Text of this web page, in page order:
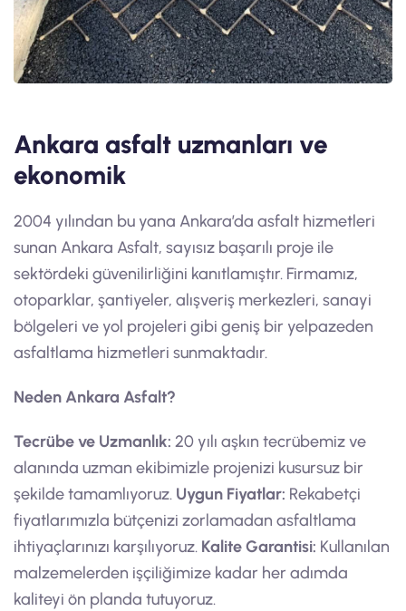
Ankara asfalt uzmanları ve
ekonomik
2004 yılından bu yana Ankara’da asfalt hizmetleri
sunan Ankara Asfalt, sayısız başarılı proje ile
sektördeki güvenilirliğini kanıtlamıştır. Firmamız,
otoparklar, şantiyeler, alışveriş merkezleri, sanayi
bölgeleri ve yol projeleri gibi geniş bir yelpazeden
asfaltlama hizmetleri sunmaktadır.
Neden Ankara Asfalt?
Tecrübe ve Uzmanlık: 20 yılı aşkın tecrübemiz ve
alanında uzman ekibimizle projenizi kusursuz bir
şekilde tamamlıyoruz. Uygun Fiyatlar: Rekabetçi
fiyatlarımızla bütçenizi zorlamadan asfaltlama
ihtiyaçlarınızı karşılıyoruz. Kalite Garantisi: Kullanılan
malzemelerden işçiliğimize kadar her adımda
kaliteyi ön planda tutuyoruz.